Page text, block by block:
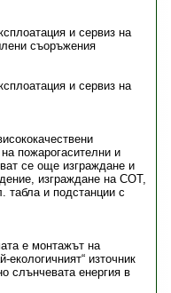
и сервиз на
съоръжения
и сервиз на
пожарогасителни и
се още изграждане и
изграждане на СОТ,
табла и подстанции с
е монтажът на
източник
слънчевата енергия в